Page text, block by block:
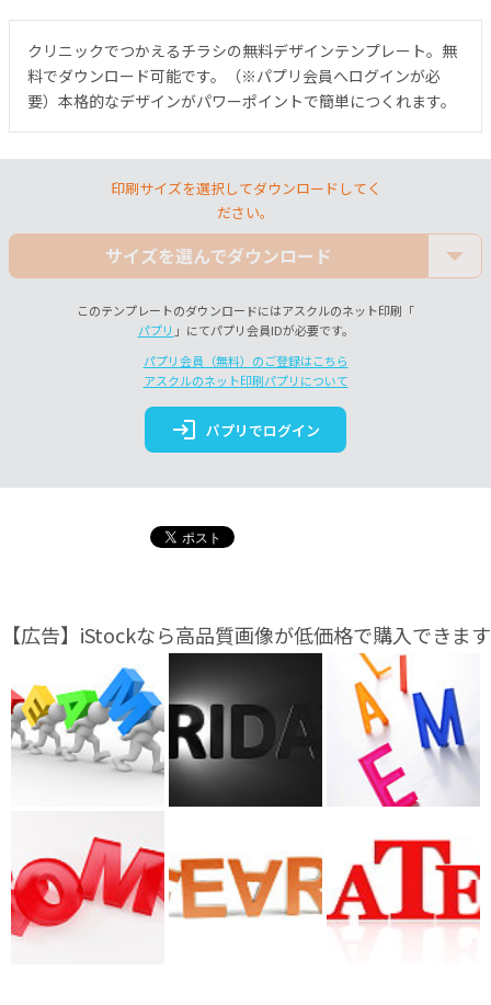
クリニックでつかえるチラシの無料デザインテンプレート。無
料でダウンロード可能です。（※パプリ会員へログインが必
要）本格的なデザインがパワーポイントで簡単につくれます。
印刷サイズを選択してダウンロードしてく
ださい。
サイズを選んでダウンロード
このテンプレートのダウンロードにはアスクルのネット印刷「
パプリ 」にてパプリ会員IDが必要です。
パプリ会員（無料）のご登録はこちら
アスクルのネット印刷パプリについて
login パプリでログイン
【広告】iStockなら高品質画像が低価格で購入できます